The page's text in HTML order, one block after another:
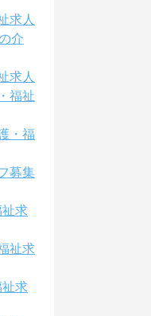
求人
介
求人
福祉
・福
募集
求
祉求
求